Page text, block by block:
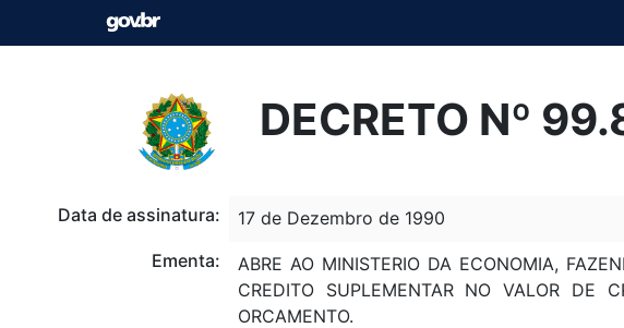
DECRETO Nº
Data de assinatura:
17 de Dezembro de 1990
Ementa:
ABRE AO MINISTERIO DA ECONOMIA,
CREDITO SUPLEMENTAR NO VALOR DE
ORCAMENTO.